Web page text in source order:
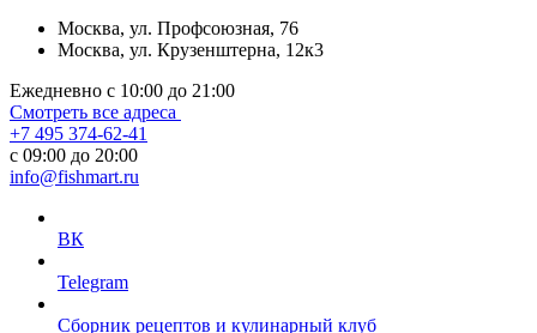
Москва, ул. Профсоюзная, 76
Москва, ул. Крузенштерна, 12к3
Ежедневно с 10:00 до 21:00
Смотреть все адреса
+7 495 374-62-41
c 09:00 до 20:00
info@fishmart.ru
ВК
Telegram
Сборник рецептов и кулинарный клуб